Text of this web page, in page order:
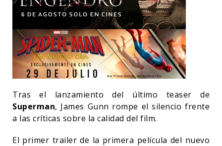
Tras el lanzamiento del último teaser de
Superman, James Gunn rompe el silencio frente
a las críticas sobre la calidad del film.
El primer trailer de la primera película del nuevo